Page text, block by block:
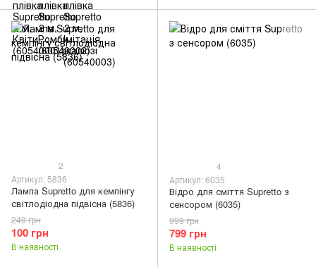
2
Артикул: 5836
Лампа Supretto для кемпінгу
світлодіодна підвісна (5836)
100 грн
249 грн
В наявності
4
Артикул: 6035
Відро для сміття Supretto з
сенсором (6035)
799 грн
999 грн
В наявності